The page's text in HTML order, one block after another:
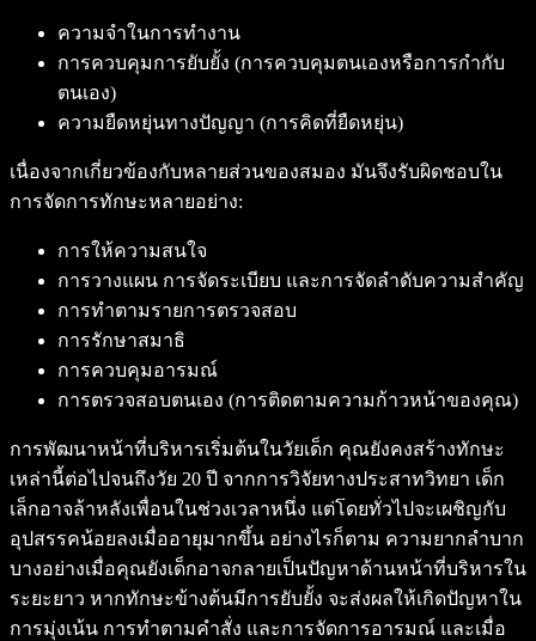
ความจำในการทำงาน
การควบคุมการยับยั้ง (การควบคุมตนเองหรือการกำกับ
ตนเอง)
ความยืดหยุ่นทางปัญญา (การคิดที่ยืดหยุ่น)
เนื่องจากเกี่ยวข้องกับหลายส่วนของสมอง มันจึงรับผิดชอบใน
การจัดการทักษะหลายอย่าง:
การให้ความสนใจ
การวางแผน การจัดระเบียบ และการจัดลำดับความสำคัญ
การทำตามรายการตรวจสอบ
การรักษาสมาธิ
การควบคุมอารมณ์
การตรวจสอบตนเอง (การติดตามความก้าวหน้าของคุณ)
การพัฒนาหน้าที่บริหารเริ่มต้นในวัยเด็ก คุณยังคงสร้างทักษะ
เหล่านี้ต่อไปจนถึงวัย 20 ปี จากการวิจัยทางประสาทวิทยา เด็ก
เล็กอาจล้าหลังเพื่อนในช่วงเวลาหนึ่ง แต่โดยทั่วไปจะเผชิญกับ
อุปสรรคน้อยลงเมื่ออายุมากขึ้น อย่างไรก็ตาม ความยากลำบาก
บางอย่างเมื่อคุณยังเด็กอาจกลายเป็นปัญหาด้านหน้าที่บริหารใน
ระยะยาว หากทักษะข้างต้นมีการยับยั้ง จะส่งผลให้เกิดปัญหาใน
การมุ่งเน้น การทำตามคำสั่ง และการจัดการอารมณ์ และเมื่อ